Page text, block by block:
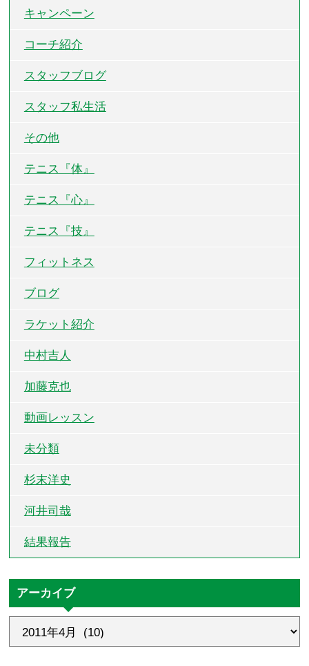
キャンペーン
コーチ紹介
スタッフブログ
スタッフ私生活
その他
テニス『体』
テニス『心』
テニス『技』
フィットネス
ブログ
ラケット紹介
中村吉人
加藤克也
動画レッスン
未分類
杉末洋史
河井司哉
結果報告
アーカイブ